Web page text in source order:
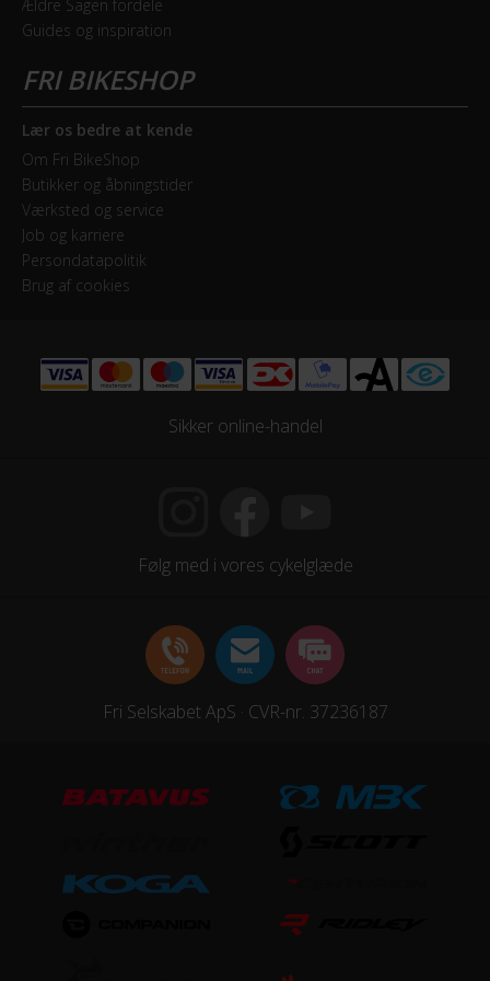
Forskifter
Shimano Deore FD-M6020-D
Geartype
Udvendige gear
Kassette
Shimano CS-HG50-10 11-36 T
Kranksæt
Shimano Shimano FC-MT500-B2-10 Boost 36x26 T
20
Bagdæmper
Ældre Sagen fordele
Guides og inspiration
Lær os bedre at kende
Om Fri BikeShop
Butikker og åbningstider
Værksted og service
Job og karriere
Persondatapolitik
Brug af cookies
Sikker online-handel
Følg med i vores cykelglæde
Fri Selskabet ApS · CVR-nr. 37236187